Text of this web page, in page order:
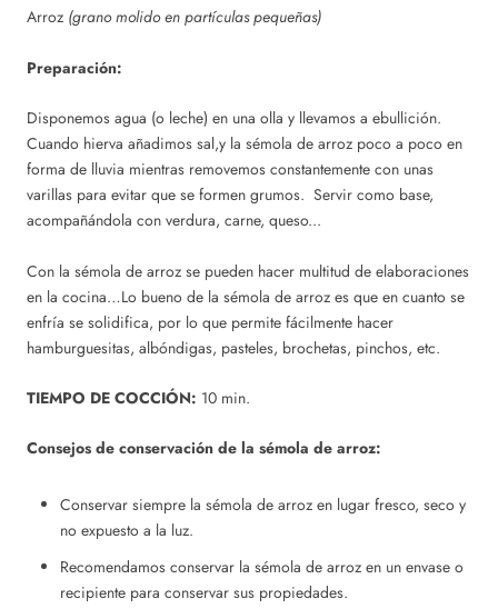
Arroz (grano molido en partículas pequeñas)
Preparación:
Disponemos agua (o leche) en una olla y llevamos a ebullición.
Cuando hierva añadimos sal,y la sémola de arroz poco a poco en
forma de lluvia mientras removemos constantemente con unas
varillas para evitar que se formen grumos. Servir como base,
acompañándola con verdura, carne, queso...
Con la sémola de arroz se pueden hacer multitud de elaboraciones
en la cocina…Lo bueno de la sémola de arroz es que en cuanto se
enfría se solidifica, por lo que permite fácilmente hacer
hamburguesitas, albóndigas, pasteles, brochetas, pinchos, etc.
TIEMPO DE COCCIÓN: 10 min.
Consejos de conservación de la sémola de arroz:
Conservar siempre la sémola de arroz en lugar fresco, seco y
no expuesto a la luz.
Recomendamos conservar la sémola de arroz en un envase o
recipiente para conservar sus propiedades.